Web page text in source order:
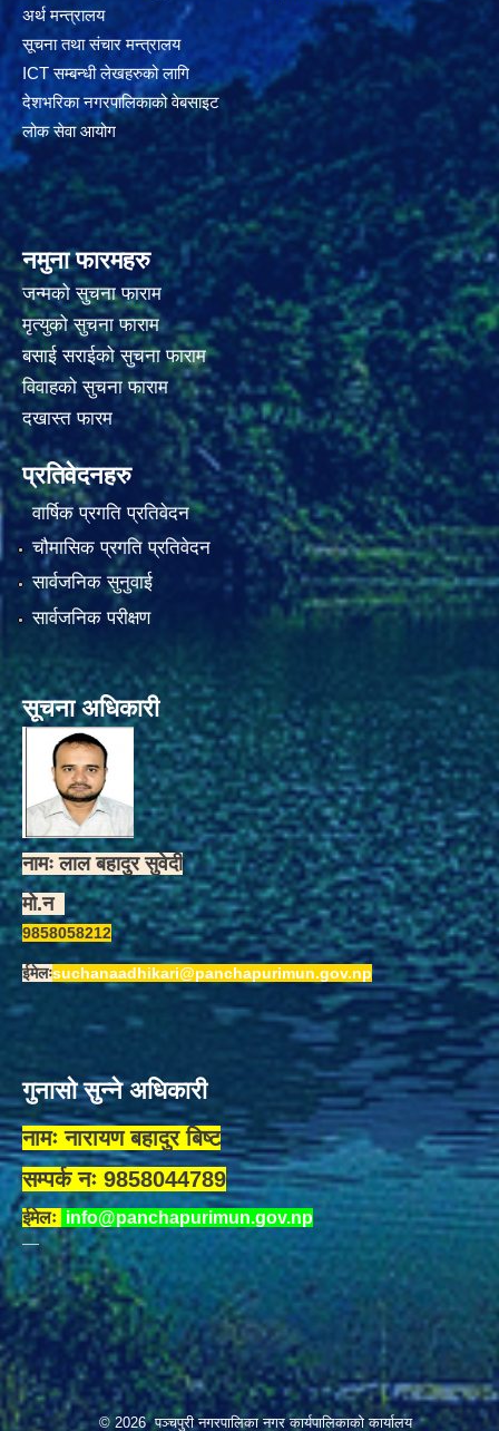
अर्थ मन्त्रालय
सूचना तथा संचार मन्त्रालय
ICT सम्बन्धी लेखहरुको लागि
देशभरिका नगरपालिकाको वेबसाइट
लोक सेवा आयोग
नमुना फारमहरु
जन्मको सुचना फाराम
मृत्युको सुचना फाराम
बसाई सराईको सुचना फाराम
विवाहको सुचना फाराम
दखास्त फारम
प्रतिवेदनहरु
वार्षिक प्रगति प्रतिवेदन
चौमासिक प्रगति प्रतिवेदन
सार्वजनिक सुनुवाई
सार्वजनिक परीक्षण
सूचना अधिकारी
नामः लाल बहादुर सुवेदी
मो.न
9858058212
ईमेलःsuchanaadhikari@panchapurimun.gov.np
गुनासो सुन्ने अधिकारी
नामः नारायण बहादुर बिष्ट
सम्पर्क नः 9858044789
ईमेलः info@panchapurimun.gov.np
© 2026 पञ्चपुरी नगरपालिका नगर कार्यपालिकाको कार्यालय